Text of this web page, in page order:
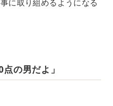
に取り組めるようになる
の男だよ」